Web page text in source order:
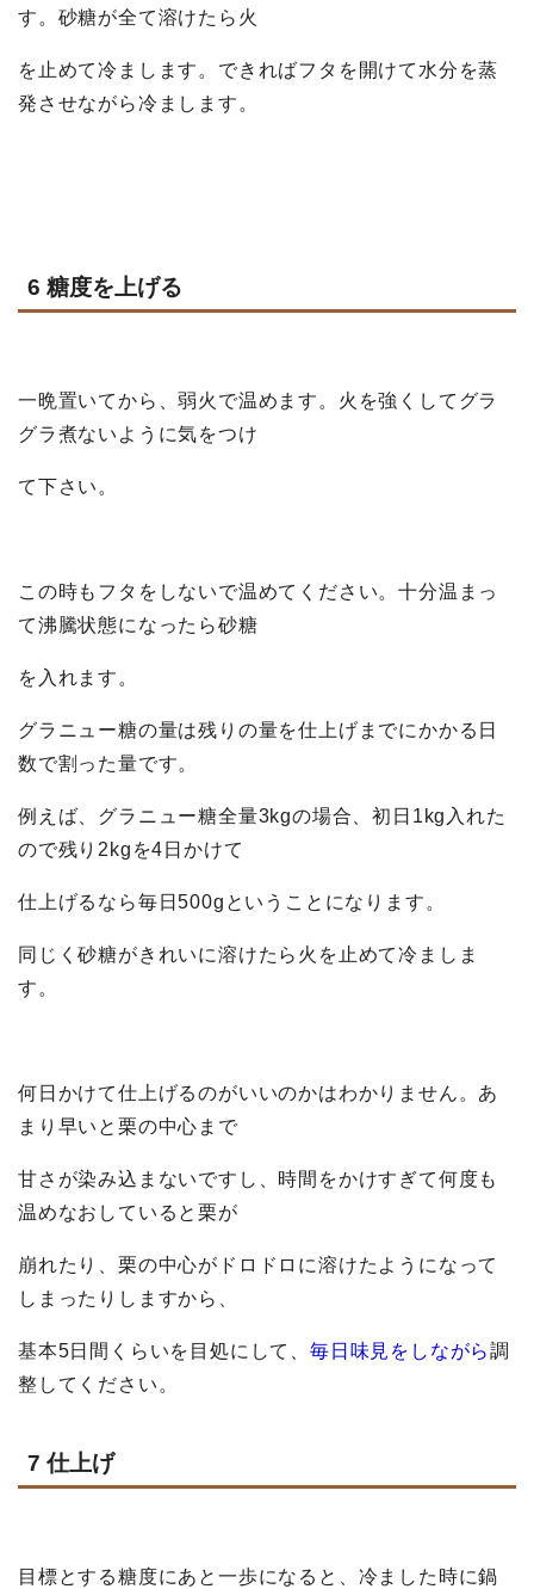
す。 砂糖が全て溶けたら火
を止めて冷まします。できればフタを開けて水分を蒸
発させながら冷まします。
6 糖度を上げる
一晩置いてから、弱火で温めます。火を強くしてグラ
グラ煮ないように気をつけ
て下さい。
この時もフタをしないで温めてください。十分温まっ
て沸騰状態になったら砂糖
を入れます。
グラニュー糖の量は残りの量を仕上げまでにかかる日
数で割った量です。
例えば、グラニュー糖全量3kgの場合、初日1kg入れた
ので残り2kgを4日かけて
仕上 げるなら毎日500gということになります。
同じく砂糖がきれいに溶けたら火を止めて冷ましま
す。
何日かけて仕上げるのがいいのかはわかりません。あ
まり早いと栗の中心まで
甘さ が染み込まないですし、時間をかけすぎて何度も
温めなおしていると栗が
崩れたり、 栗の中心がドロドロに溶けたようになって
しまったりしますから、
基本5日間くら いを目処にして、毎日味見をしながら調
整してください。
7 仕上げ
目標とする糖度にあと一歩になると、冷ました時に鍋